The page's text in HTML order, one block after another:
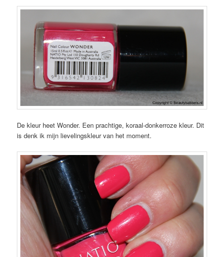
De kleur heet Wonder. Een prachtige, koraal-donkerroze kleur. Dit
is denk ik mijn lievelingskleur van het moment.